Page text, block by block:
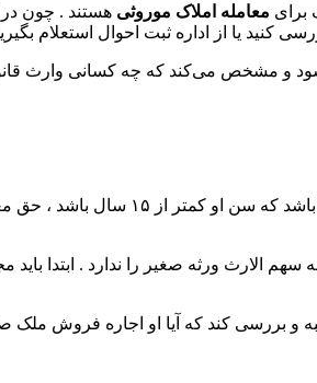
برای معامله املاک موروثی هستند . چون
کنید یا از اداره ثبت احوال استعلام
و مشخص می‌کند که چه کسانی وارث
اگر در بین وراث شخصی
سهم الارث ورثه صغیر را ندارد .
و بررسی کند که آیا او اجاره فروش ملک